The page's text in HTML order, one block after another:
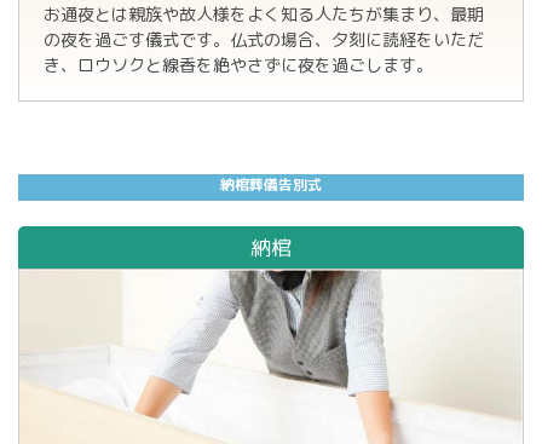
お通夜とは親族や故人様をよく知る人たちが集まり、最期
の夜を過ごす儀式です。仏式の場合、夕刻に読経をいただ
き、ロウソクと線香を絶やさずに夜を過ごします。
納棺葬儀告別式
納棺